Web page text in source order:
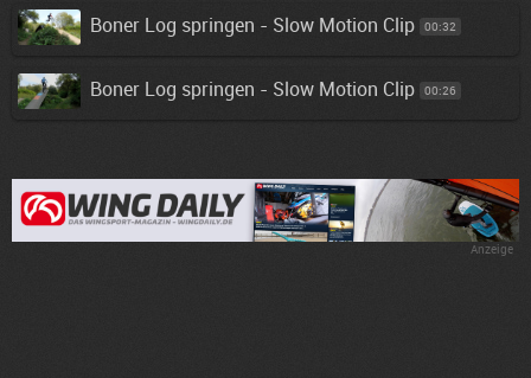
Boner Log springen - Slow Motion Clip 00:32
Boner Log springen - Slow Motion Clip 00:26
Anzeige